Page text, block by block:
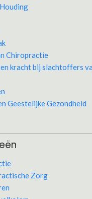
Chiropractie
kracht bij slachtoffers
Geestelijke Gezondheid
Zorg